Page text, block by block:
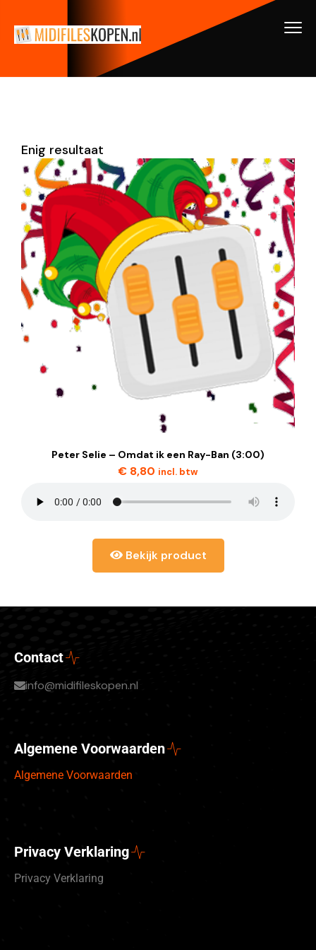
Enig resultaat
Peter Selie – Omdat ik een Ray-Ban (3:00)
€ 8,80 incl. btw
Bekijk product
Contact
info@midifileskopen.nl
Algemene Voorwaarden
Algemene Voorwaarden
Privacy Verklaring
Privacy Verklaring